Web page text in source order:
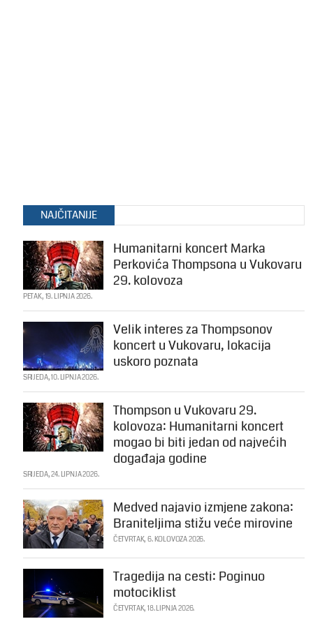
NAJČITANIJE
Humanitarni koncert Marka
Perkovića Thompsona u Vukovaru
29. kolovoza
PETAK, 19. LIPNJA 2026.
Velik interes za Thompsonov
koncert u Vukovaru, lokacija
uskoro poznata
SRIJEDA, 10. LIPNJA 2026.
Thompson u Vukovaru 29.
kolovoza: Humanitarni koncert
mogao bi biti jedan od najvećih
događaja godine
SRIJEDA, 24. LIPNJA 2026.
Medved najavio izmjene zakona:
Braniteljima stižu veće mirovine
ČETVRTAK, 6. KOLOVOZA 2026.
Tragedija na cesti: Poginuo
motociklist
ČETVRTAK, 18. LIPNJA 2026.